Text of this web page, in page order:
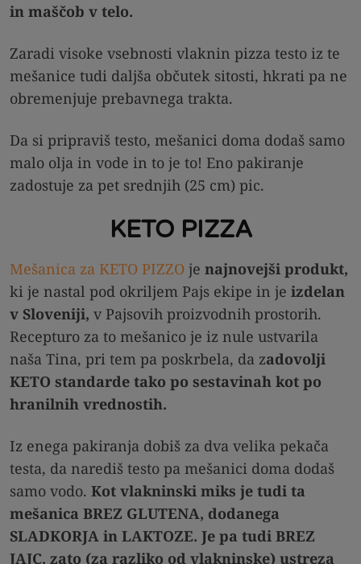
in maščob v telo.
Zaradi visoke vsebnosti vlaknin pizza testo iz te
mešanice tudi daljša občutek sitosti, hkrati pa ne
obremenjuje prebavnega trakta.
Da si pripraviš testo, mešanici doma dodaš samo
malo olja in vode in to je to! Eno pakiranje
zadostuje za pet srednjih (25 cm) pic.
KETO PIZZA
Mešanica za KETO PIZZO je najnovejši produkt,
ki je nastal pod okriljem Pajs ekipe in je izdelan
v Sloveniji, v Pajsovih proizvodnih prostorih.
Recepturo za to mešanico je iz nule ustvarila
naša Tina, pri tem pa poskrbela, da zadovolji
KETO standarde tako po sestavinah kot po
hranilnih vrednostih.
Iz enega pakiranja dobiš za dva velika pekača
testa, da narediš testo pa mešanici doma dodaš
samo vodo. Kot vlakninski miks je tudi ta
mešanica BREZ GLUTENA, dodanega
SLADKORJA in LAKTOZE. Je pa tudi BREZ
JAJC, zato (za razliko od vlakninske) ustreza